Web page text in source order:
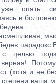
опять
в
парадокс
целью
(хотя и не
ваша